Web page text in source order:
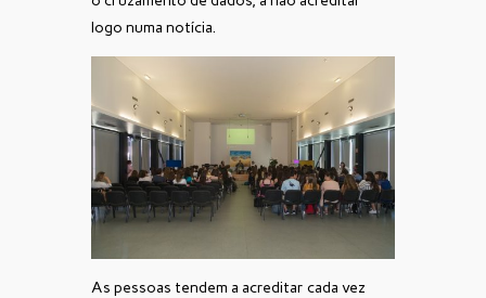
logo numa notícia.
As pessoas tendem a acreditar cada vez